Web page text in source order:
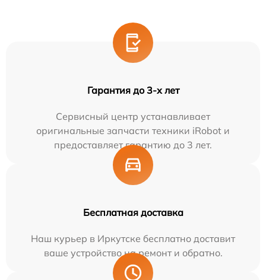
Гарантия до 3-х лет
Сервисный центр устанавливает
оригинальные запчасти техники iRobot и
предоставляет гарантию до 3 лет.
Бесплатная доставка
Наш курьер в Иркутске бесплатно доставит
ваше устройство на ремонт и обратно.